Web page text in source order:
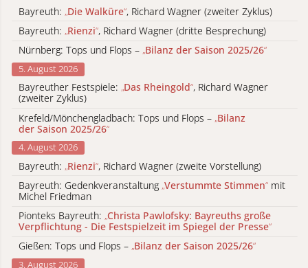
Bayreuth: „Die Walküre“, Richard Wagner (zweiter Zyklus)
Bayreuth: „Rienzi“, Richard Wagner (dritte Besprechung)
Nürnberg: Tops und Flops – „Bilanz der Saison 2025/26“
5. August 2026
Bayreuther Festspiele: „Das Rheingold“, Richard Wagner
(zweiter Zyklus)
Krefeld/Mönchengladbach: Tops und Flops – „Bilanz
der Saison 2025/26“
4. August 2026
Bayreuth: „Rienzi“, Richard Wagner (zweite Vorstellung)
Bayreuth: Gedenkveranstaltung „Verstummte Stimmen“ mit
Michel Friedman
Pionteks Bayreuth: „Christa Pawlofsky: Bayreuths große
Verpflichtung - Die Festspielzeit im Spiegel der Presse“
Gießen: Tops und Flops – „Bilanz der Saison 2025/26“
3. August 2026